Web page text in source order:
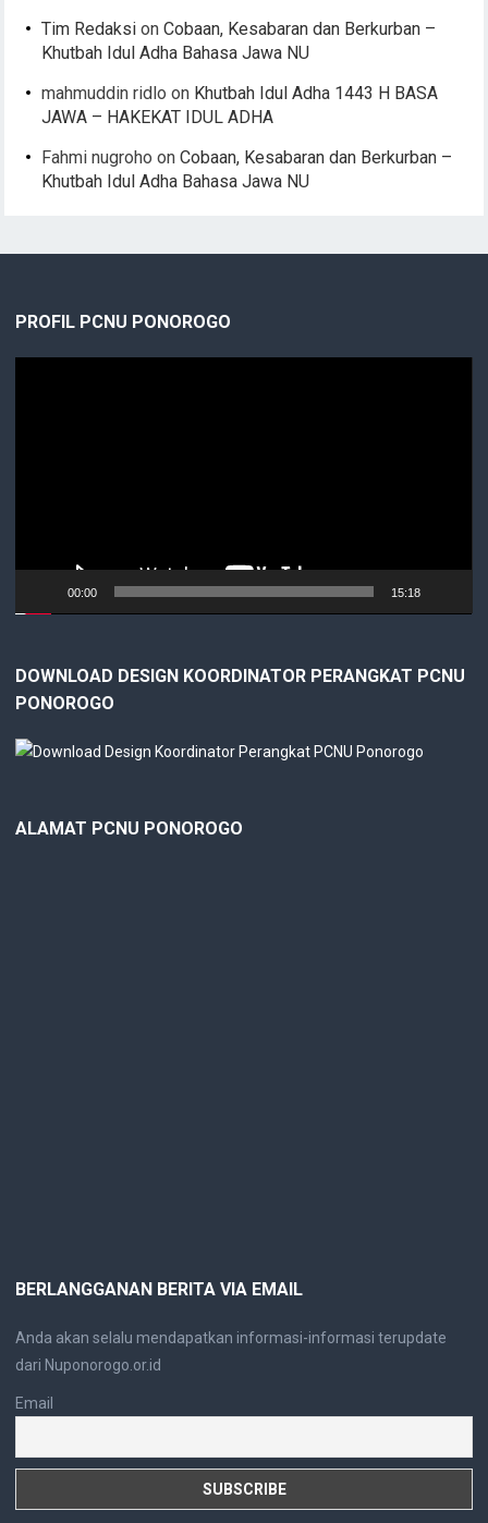
Tim Redaksi onCobaan, Kesabaran dan Berkurban –
Khutbah Idul Adha Bahasa Jawa NU
mahmuddin ridlo on Khutbah Idul Adha 1443 H BASA
JAWA – HAKEKAT IDUL ADHA
Fahmi nugroho onCobaan, Kesabaran dan Berkurban –
Khutbah Idul Adha Bahasa Jawa NU
PROFIL PCNU PONOROGO
00:00 15:18
DOWNLOAD DESIGN KOORDINATOR PERANGKAT PCNU
PONOROGO
ALAMAT PCNU PONOROGO
BERLANGGANAN BERITA VIA EMAIL
Anda akan selalu mendapatkan informasi-informasi terupdate
dari Nuponorogo.or.id
Email